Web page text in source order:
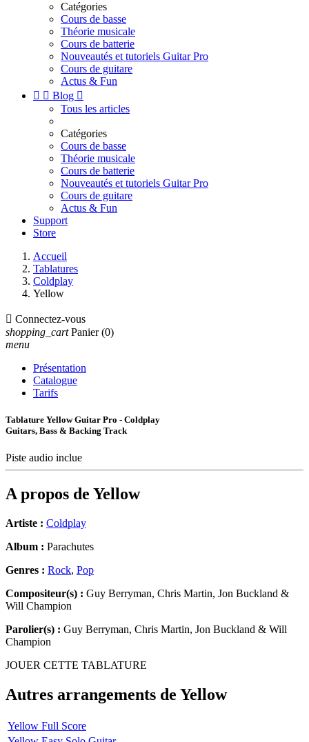
Catégories
Cours de basse
Théorie musicale
Cours de batterie
Nouveautés et tutoriels Guitar Pro
Cours de guitare
Actus & Fun
  Blog 
Tous les articles
Catégories
Cours de basse
Théorie musicale
Cours de batterie
Nouveautés et tutoriels Guitar Pro
Cours de guitare
Actus & Fun
Support
Store
Accueil
Tablatures
Coldplay
Yellow
 Connectez-vous
shopping_cart Panier (0)
menu
Présentation
Catalogue
Tarifs
Tablature Yellow Guitar Pro - Coldplay
Guitars, Bass & Backing Track
Piste audio inclue
A propos de Yellow
Artiste : Coldplay
Album : Parachutes
Genres : Rock, Pop
Compositeur(s) : Guy Berryman, Chris Martin, Jon Buckland &
Will Champion
Parolier(s) : Guy Berryman, Chris Martin, Jon Buckland & Will
Champion
JOUER CETTE TABLATURE
Autres arrangements de Yellow
Yellow Full Score